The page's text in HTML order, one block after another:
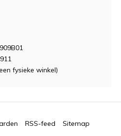
fysieke winkel)
RSS-feed Sitemap